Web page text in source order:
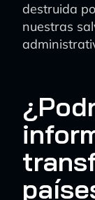
destruida
nuestras